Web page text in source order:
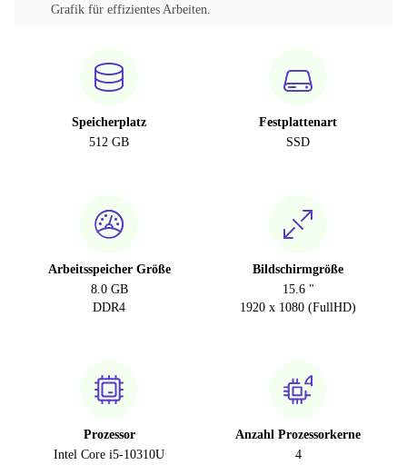
Grafik für effizientes Arbeiten.
Speicherplatz
512 GB
Festplattenart
SSD
Arbeitsspeicher Größe
8.0 GB
DDR4
Bildschirmgröße
15.6 "
1920 x 1080 (FullHD)
Prozessor
Intel Core i5-10310U
Anzahl Prozessorkerne
4